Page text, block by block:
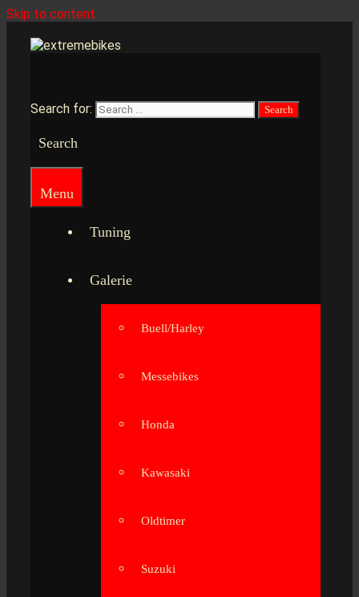
Skip to content
Search for:
Search
Menu
Tuning
Galerie
Buell/Harley
Messebikes
Honda
Kawasaki
Oldtimer
Suzuki